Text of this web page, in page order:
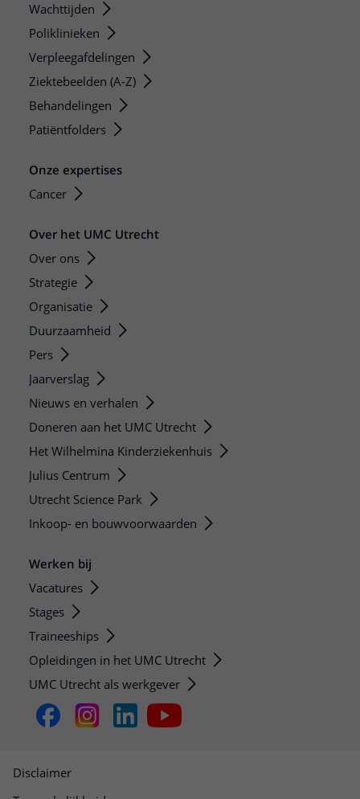
Wachttijden
Poliklinieken
Verpleegafdelingen
Ziektebeelden (A-Z)
Behandelingen
Patiëntfolders
Onze expertises
Cancer
Over het UMC Utrecht
Over ons
Strategie
Organisatie
Duurzaamheid
Pers
Jaarverslag
Nieuws en verhalen
Doneren aan het UMC Utrecht
Het Wilhelmina Kinderziekenhuis
Julius Centrum
Utrecht Science Park
Inkoop- en bouwvoorwaarden
Werken bij
Vacatures
Stages
Traineeships
Opleidingen in het UMC Utrecht
UMC Utrecht als werkgever
Disclaimer